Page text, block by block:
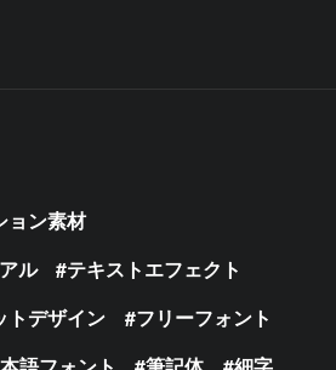
ョン素材
ル
テキストエフェクト
トデザイン
フリーフォント